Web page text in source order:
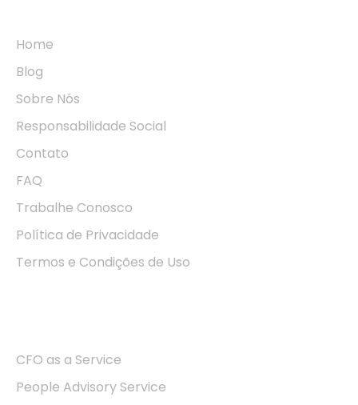
Home
Blog
Sobre Nós
Responsabilidade Social
Contato
FAQ
Trabalhe Conosco
Política de Privacidade
Termos e Condições de Uso
CFO as a Service
People Advisory Service